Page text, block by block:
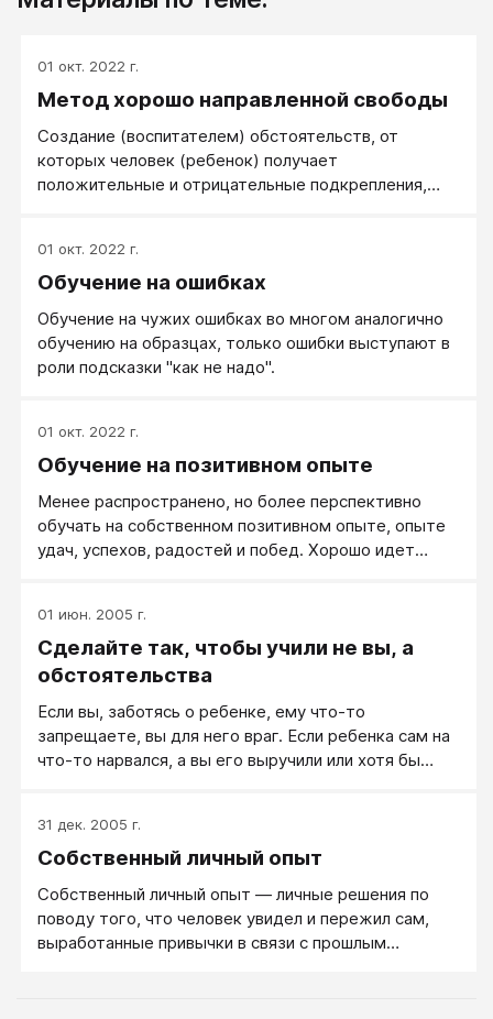
01 окт. 2022 г.
Метод хорошо направленной свободы
Создание (воспитателем) обстоятельств, от
которых человек (ребенок) получает
положительные и отрицательные подкрепления,
01 окт. 2022 г.
Обучение на ошибках
Обучение на чужих ошибках во многом аналогично
обучению на образцах, только ошибки выступают в
роли подсказки "как не надо".
01 окт. 2022 г.
Обучение на позитивном опыте
​Менее распространено, но более перспективно
обучать на собственном позитивном опыте, опыте
удач, успехов, радостей и побед. Хорошо идет
приемов позитивной самомотивации.
01 июн. 2005 г.
Сделайте так, чтобы учили не вы, а
обстоятельства
Если вы, заботясь о ребенке, ему что-то
запрещаете, вы для него враг. Если ребенка сам на
что-то нарвался, а вы его выручили или хотя бы
31 дек. 2005 г.
Собственный личный опыт
Собственный личный опыт — личные решения по
поводу того, что человек увидел и пережил сам,
выработанные привычки в связи с прошлым